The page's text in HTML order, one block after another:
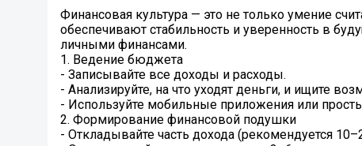
Финансовая культура — это не только умение
обеспечивают стабильность и уверенность в
личными финансами.
1. Ведение бюджета
- Записывайте все доходы и расходы.
- Анализируйте, на что уходят деньги, и ищите
- Используйте мобильные приложения или
2. Формирование финансовой подушки
- Откладывайте часть дохода (рекомендуется